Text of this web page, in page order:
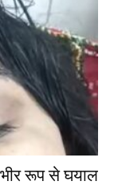
रूप से घयाल